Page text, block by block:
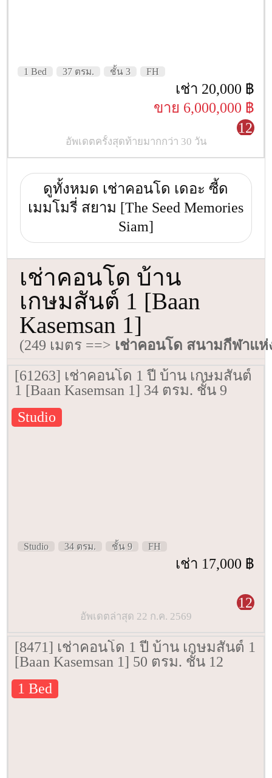
1 Bed 37 ตรม. ชั้น 3 FH
เช่า 20,000 ฿
ขาย 6,000,000 ฿
12
อัพเดตครั้งสุดท้ายมากกว่า 30 วัน
ดูทั้งหมด เช่าคอนโด เดอะ ซี้ด
เมมโมรี่ สยาม [The Seed Memories
Siam]
เช่าคอนโด บ้าน
เกษมสันต์ 1 [Baan
Kasemsan 1]
(249 เมตร ==> เช่าคอนโด สนามกีฬาแห่
[61263] เช่าคอนโด 1 ปี บ้าน เกษมสันต์
1 [Baan Kasemsan 1] 34 ตรม. ชั้น 9
Studio
Studio 34 ตรม. ชั้น 9 FH
เช่า 17,000 ฿
12
อัพเดตล่าสุด 22 ก.ค. 2569
[8471] เช่าคอนโด 1 ปี บ้าน เกษมสันต์ 1
[Baan Kasemsan 1] 50 ตรม. ชั้น 12
1 Bed